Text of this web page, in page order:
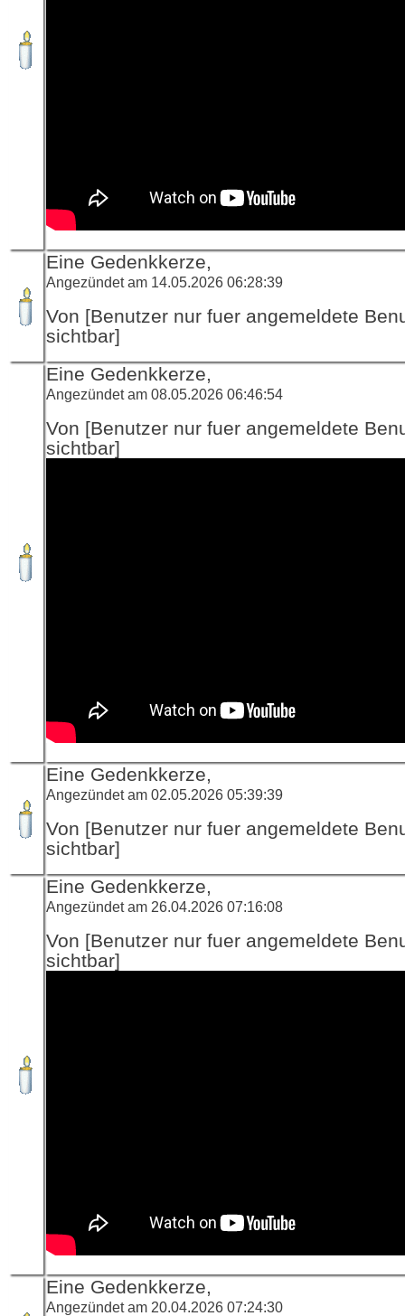
Eine Gedenkkerze,
Angezündet am 14.05.2026 06:28:39
Von [Benutzer nur fuer angemeldete
sichtbar]
Eine Gedenkkerze,
Angezündet am 08.05.2026 06:46:54
Von [Benutzer nur fuer angemeldete
sichtbar]
Eine Gedenkkerze,
Angezündet am 02.05.2026 05:39:39
Von [Benutzer nur fuer angemeldete
sichtbar]
Eine Gedenkkerze,
Angezündet am 26.04.2026 07:16:08
Von [Benutzer nur fuer angemeldete
sichtbar]
Eine Gedenkkerze,
Angezündet am 20.04.2026 07:24:30